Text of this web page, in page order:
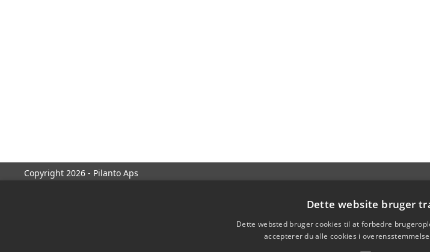
Copyright 2026 - Pilanto Aps
Dette website bruger
Dette websted bruger cookies til at forbedre
accepterer du alle cookies i